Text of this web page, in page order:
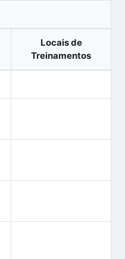
Locais de
Treinamentos